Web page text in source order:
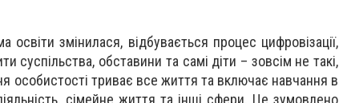
освіти змінилася, відбувається процес цифровізації,
суспільства, обставини та самі діти – зовсім не такі,
особистості триває все життя та включає навчання в
сімейне життя та інші сфери. Це зумовлено